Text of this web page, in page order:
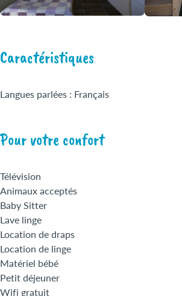
Caractéristiques
Langues parlées : Français
Pour votre confort
Télévision
Animaux acceptés
Baby Sitter
Lave linge
Location de draps
Location de linge
Matériel bébé
Petit déjeuner
Wifi gratuit